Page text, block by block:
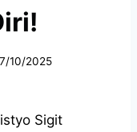
10/2025
Sigit